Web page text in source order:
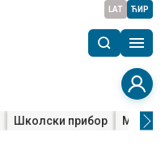
LAT ЋИР
Школски прибор Мала